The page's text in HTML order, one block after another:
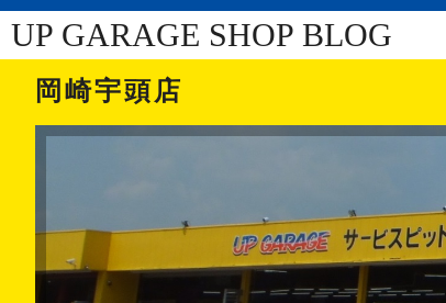
UP GARAGE SHOP BLOG
岡崎宇頭店